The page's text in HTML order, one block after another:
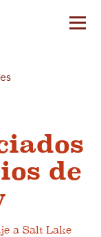
de
a Salt Lake